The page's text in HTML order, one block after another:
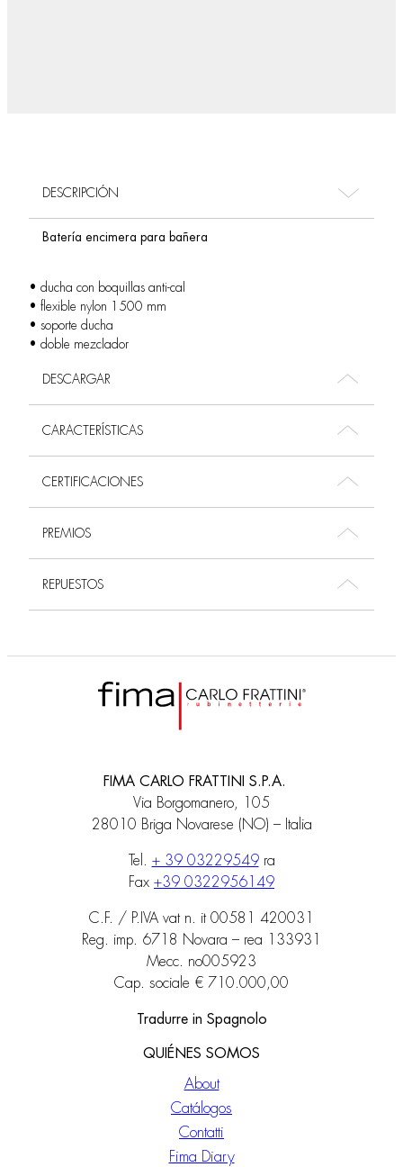
DESCRIPCIÓN
Batería encimera para bañera
• ducha con boquillas anti-cal
• flexible nylon 1500 mm
• soporte ducha
• doble mezclador
DESCARGAR
CARACTERÍSTICAS
CERTIFICACIONES
PREMIOS
REPUESTOS
FIMA CARLO FRATTINI S.P.A.
Via Borgomanero, 105
28010 Briga Novarese (NO) – Italia
Tel. + 39 03229549ra
Fax +39 0322956149
C.F. / P.IVA vat n. it 00581 420031
Reg. imp. 6718 Novara – rea 133931
Mecc. no005923
Cap. sociale € 710.000,00
Tradurre in Spagnolo
QUIÉNES SOMOS
About
Catálogos
Contatti
Fima Diary